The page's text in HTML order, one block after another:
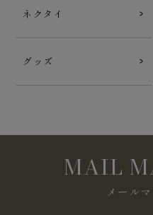
ネクタイ
グッズ
MAIL
メール